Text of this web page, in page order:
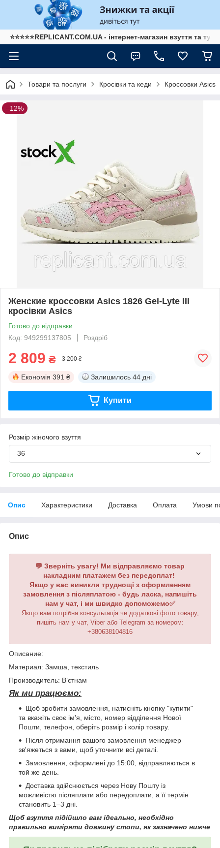
⭐⭐⭐⭐⭐REPLICANT.COM.UA - інтернет-магазин взуття та
Товари та послуги Кросівки та кеди Кроссовки Asics
–12%
Женские кроссовки Asics 1826 Gel-Lyte III
кросівки Asics
Готово до відправки
Код: 949299137805
Роздріб
2 809 ₴ 3 200 ₴
Економія 391 ₴ Залишилось 44 дні
Купити
Розмір жіночого взуття
36
Готово до відправки
Опис Характеристики Доставка Оплата Умови
Опис
💬 Зверніть увагу! Ми відправляємо товар
накладним платажем без передоплат!
Якщо у вас виникли труднощі з оформленням
замовлення з післяплатою - будь ласка, напишіть
нам у чат, і ми швидко допоможемо✅
Якщо вам потрібна консультація чи додаткові фото товару,
пишіть нам у чат, Viber або Telegram за номером:
+380638104816
Описание:
Материал: Замша, текстиль
Производитель: Вʼєтнам
Як ми працюємо:
Щоб зробити замовлення, натисніть кнопку "купити"
та вкажіть своє ім'я, місто, номер відділення Нової
Пошти, телефон, оберіть розмір і колір товару.
Після отримання вашого замовлення менеджер
зв'яжеться з вами, щоб уточнити всі деталі.
Замовлення, оформлені до 15:00, відправляються в
той же день.
Доставка здійснюється через Нову Пошту із
можливістю післяплати або передоплати, а її термін
становить 1–3 дні.
Щоб взуття підійшло вам ідеально, необхідно
правильно виміряти довжину стопи, як зазначено нижче